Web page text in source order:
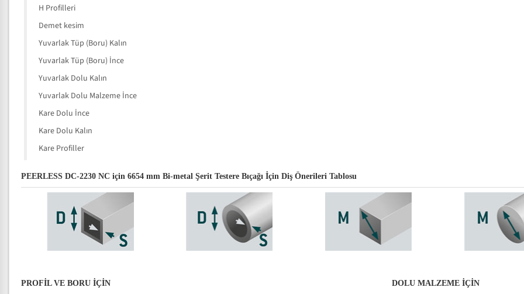
H Profilleri
Demet kesim
Yuvarlak Tüp (Boru) Kalın
Yuvarlak Tüp (Boru) İnce
Yuvarlak Dolu Kalın
Yuvarlak Dolu Malzeme İnce
Kare Dolu İnce
Kare Dolu Kalın
Kare Profiller
PEERLESS DC-2230 NC için 6654 mm Bi-metal Şerit Testere Bıçağı İçin Diş Önerileri Tablosu
PROFİL VE BORU İÇİN DOLU MALZEME İÇİN